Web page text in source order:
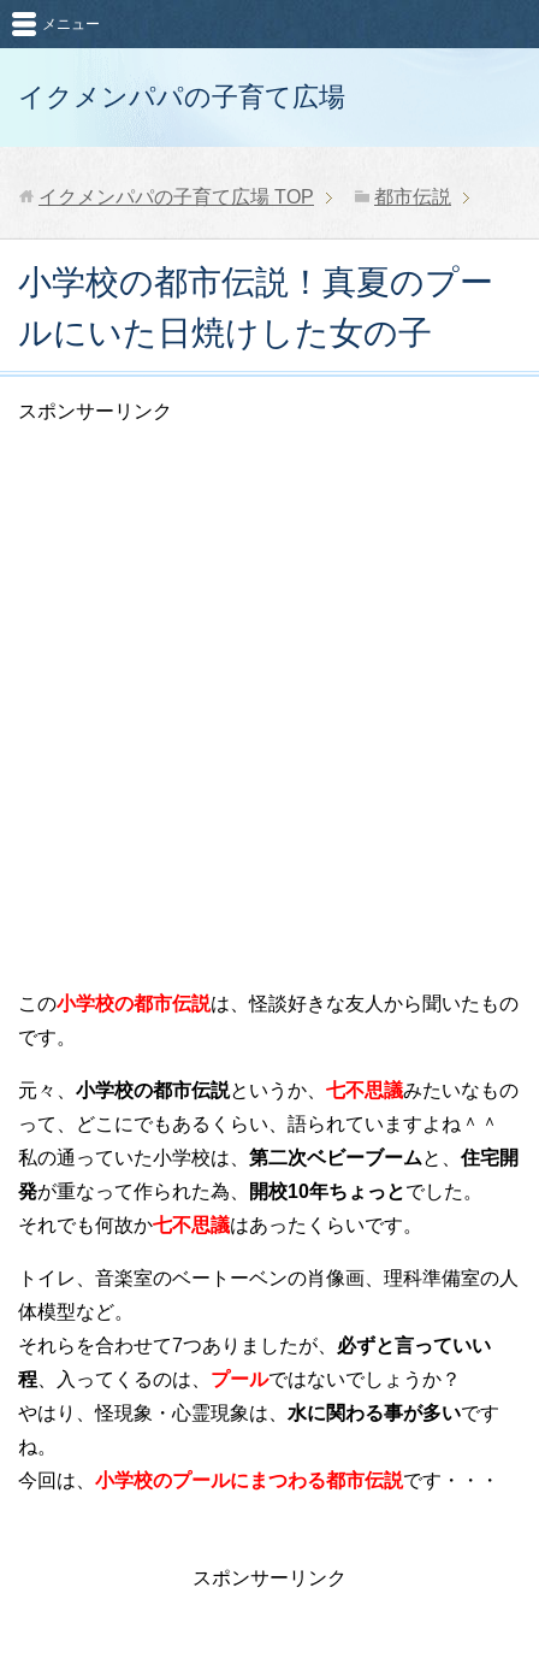
イクメンパパの子育て広場
メニュー
イクメンパパの子育て広場 TOP 都市伝説
小学校の都市伝説！真夏のプー
ルにいた日焼けした女の子
スポンサーリンク
この小学校の都市伝説は、怪談好きな友人から聞いたもの
です。
元々、 小学校の都市伝説というか、 七不思議みたいなもの
って、どこにでもあるくらい、語られていますよね＾＾
私の通っていた小学校は、 第二次ベビーブームと、 住宅開
発が重なって作られた為、 開校10年ちょっとでした。
それでも何故か七不思議はあったくらいです。
トイレ、音楽室のベートーベンの肖像画、理科準備室の人
体模型など。
それらを合わせて7つありましたが、 必ずと言っていい
程 、入ってくるのは、 プールではないでしょうか？
やはり、怪現象・心霊現象は、 水に関わる事が多いです
ね。
今回は、 小学校のプールにまつわる都市伝説です・・・
スポンサーリンク